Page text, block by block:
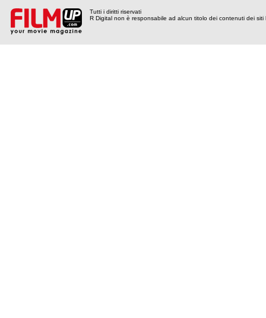
Tutti i diritti riservati
R Digital non è responsabile ad alcun titolo dei contenuti dei siti